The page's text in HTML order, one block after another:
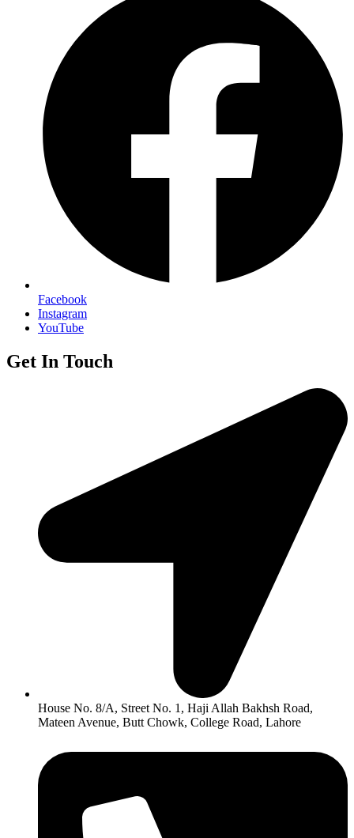
Facebook
Instagram
YouTube
Get In Touch
House No. 8/A, Street No. 1, Haji Allah Bakhsh Road,
Mateen Avenue, Butt Chowk, College Road, Lahore